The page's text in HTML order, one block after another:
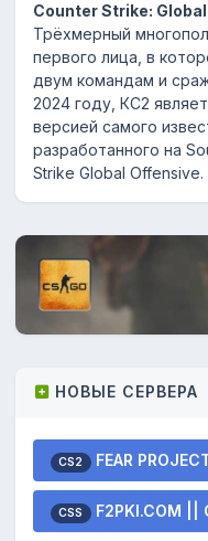
Counter Strike:
Трёхмерный
первого лица, в
двум командам и
2024 году, КС2
версией самого
разработанного на
Strike Global Offensive.
НОВЫЕ СЕРВЕРА
CS2 FEAR
CSS F2PKI.COM ||